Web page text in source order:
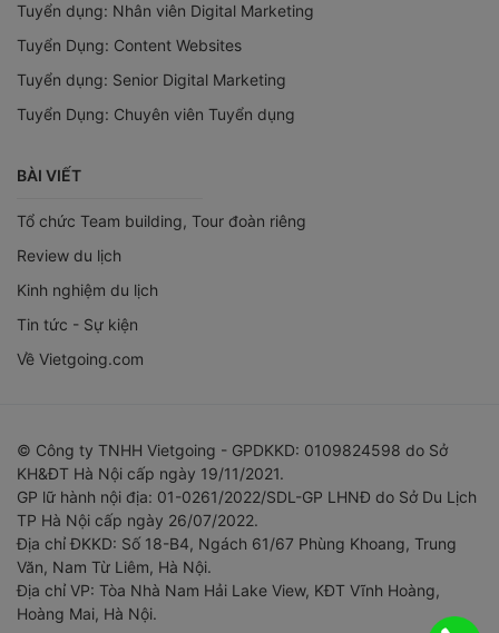
Tuyển dụng: Nhân viên Digital Marketing
Tuyển Dụng: Content Websites
Tuyển dụng: Senior Digital Marketing
Tuyển Dụng: Chuyên viên Tuyển dụng
BÀI VIẾT
Tổ chức Team building, Tour đoàn riêng
Review du lịch
Kinh nghiệm du lịch
Tin tức - Sự kiện
Về Vietgoing.com
© Công ty TNHH Vietgoing - GPDKKD: 0109824598 do Sở
KH&ĐT Hà Nội cấp ngày 19/11/2021.
GP lữ hành nội địa: 01-0261/2022/SDL-GP LHNĐ do Sở Du Lịch
TP Hà Nội cấp ngày 26/07/2022.
Địa chỉ ĐKKD: Số 18-B4, Ngách 61/67 Phùng Khoang, Trung
Văn, Nam Từ Liêm, Hà Nội.
Địa chỉ VP: Tòa Nhà Nam Hải Lake View, KĐT Vĩnh Hoàng,
Hoàng Mai, Hà Nội.